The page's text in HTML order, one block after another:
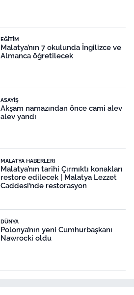
EĞITIM
Malatya’nın 7 okulunda İngilizce ve
Almanca öğretilecek
ASAYIŞ
Akşam namazından önce cami alev
alev yandı
MALATYA HABERLERI
Malatya’nın tarihi Çırmıktı konakları
restore edilecek | Malatya Lezzet
Caddesi’nde restorasyon
DÜNYA
Polonya’nın yeni Cumhurbaşkanı
Nawrocki oldu